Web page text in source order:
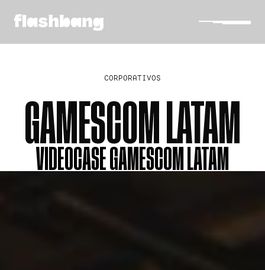
CORPORATIVOS
GAMESCOM LATAM
VIDEOCASE GAMESCOM LATAM